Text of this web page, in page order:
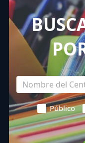
Público